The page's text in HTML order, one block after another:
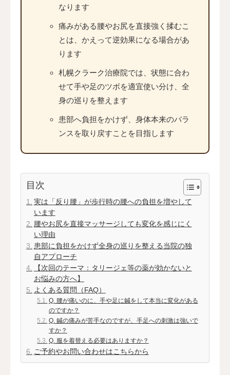
なります
痛みがある腰やお尻を直接強く揉むこ
とは、かえって逆効果になる場合があ
ります
札幌クラーク治療院では、状態に合わ
せて手や足のツボを適宜使い分け、全
身の巡りを整えます
患部へ負担をかけず、身体本来のバラ
ンスを取り戻すことを目指します
目次
実は「反り腰」が歩行時の腰への負担を増やして
います
腰やお尻を直接マッサージしても変化を感じにく
い理由
患部に負担をかけず全身の巡りを整える当院の独
自アプローチ
【次回のテーマ：タリージェ等の薬が効かないと
お悩みの方へ】
よくある質問（FAQ）
Q. 腰が痛いのに、手や足に鍼をして本当に変化がある
のですか？
Q. 鍼の痛みが苦手なのですが、手足への刺激は強いで
すか？
Q. 服を着替える必要はありますか？
ご予約やお問い合わせはこちらから